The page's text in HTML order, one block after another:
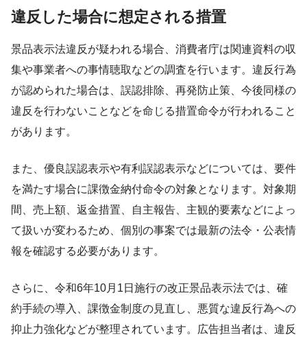
違反した場合に想定される措置
景品表示法違反が疑われる場合、消費者庁は関連資料の収
集や事業者への事情聴取などの調査を行います。違反行為
が認められた場合は、誤認排除、再発防止策、今後同様の
違反を行わないことなどを命じる措置命令が行われること
があります。
また、優良誤認表示や有利誤認表示などについては、要件
を満たす場合に課徴金納付命令の対象となります。対象期
間、売上額、返金措置、自主報告、主観的要素などによっ
て扱いが変わるため、個別の事案では最新の法令・公表情
報を確認する必要があります。
さらに、令和6年10月1日施行の改正景品表示法では、確
約手続の導入、課徴金制度の見直し、悪質な違反行為への
抑止力強化などが整理されています。広告担当者は、違反